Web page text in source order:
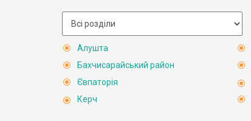
Алушта
Бахчисарайський район
Євпаторія
Керч